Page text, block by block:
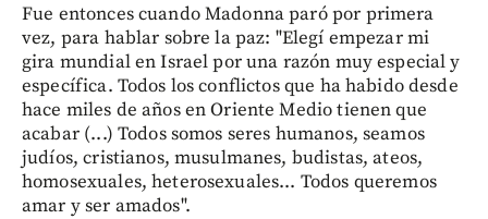
Fue entonces cuando Madonna paró por primera
vez, para hablar sobre la paz: "Elegí empezar mi
gira mundial en Israel por una razón muy especial y
específica. Todos los conflictos que ha habido desde
hace miles de años en Oriente Medio tienen que
acabar (...) Todos somos seres humanos, seamos
judíos, cristianos, musulmanes, budistas, ateos,
homosexuales, heterosexuales... Todos queremos
amar y ser amados".